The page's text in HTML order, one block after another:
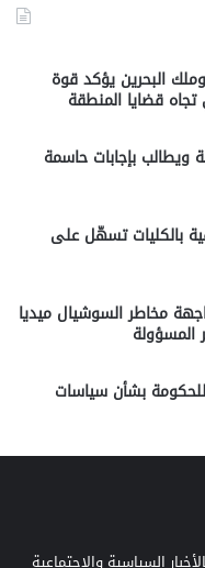
البحرين يؤكد قوة
تجاه قضايا المنطقة
ويطالب بإجابات حاسمة
بالكليات تسهّل على
مخاطر السوشيال ميديا
المسؤولة
بشأن سياسات
السياسية والاجتماعية